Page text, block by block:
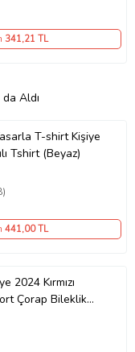
341,21 TL
Aldı
T-shirt Kişiye
Tshirt (Beyaz)
441,00 TL
2024 Kırmızı
Çorap Bileklik